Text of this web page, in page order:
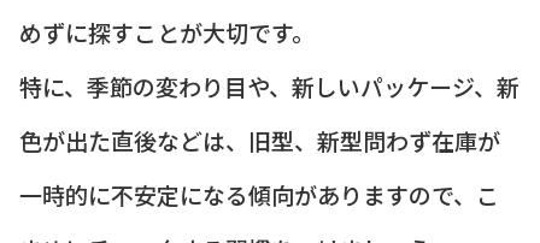
めずに探すことが大切です。
特に、季節の変わり目や、新しいパッケージ、新
色が出た直後などは、旧型、新型問わず在庫が
一時的に不安定になる傾向がありますので、こ